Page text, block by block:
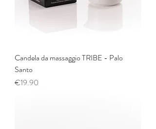
Candela da massaggio TRIBE - Palo
Santo
Price
€19.90